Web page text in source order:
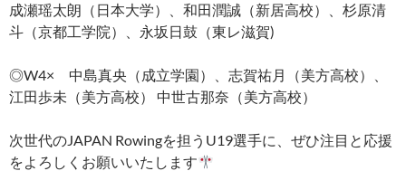
成瀬瑶太朗（日本大学）、和田潤誠（新居高校）、杉原清
斗（京都工学院）、永坂日鼓（東レ滋賀)
◎W4× 中島真央（成立学園）、志賀祐月（美方高校）、
江田歩未（美方高校） 中世古那奈（美方高校）
次世代のJAPAN Rowingを担うU19選手に、ぜひ注目と応援
をよろしくお願いいたします